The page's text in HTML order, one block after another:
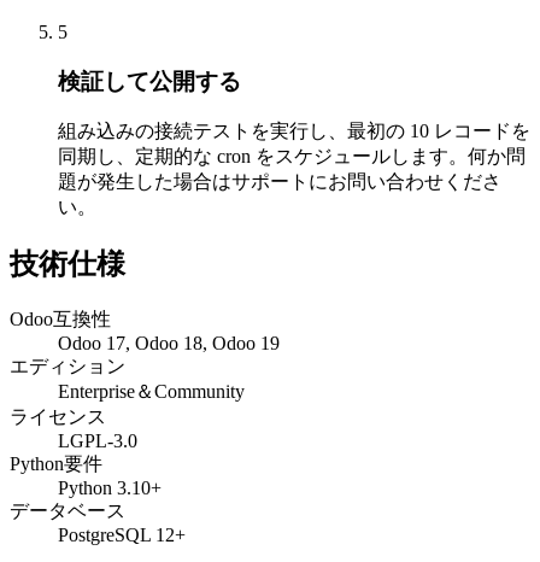
5
検証して公開する
組み込みの接続テストを実行し、最初の 10 レコードを
同期し、定期的な cron をスケジュールします。何か問
題が発生した場合はサポートにお問い合わせくださ
い。
技術仕様
Odoo互換性
Odoo 17, Odoo 18, Odoo 19
エディション
Enterprise＆Community
ライセンス
LGPL-3.0
Python要件
Python 3.10+
データベース
PostgreSQL 12+